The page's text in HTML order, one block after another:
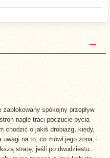
spokojny przepływ
nagle traci poczucie bycia
chodzić o jakiś drobiazg, kiedy,
uwagi na to, co mówi jego żona, i
stratę, jeśli po dwudziestu